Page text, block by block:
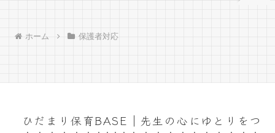
ホーム 保護者対応
ひだまり保育BASE｜先生の心にゆとりをつ